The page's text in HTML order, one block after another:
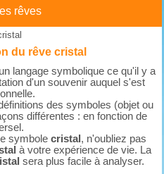
rêves
du rêve cristal
langage symbolique ce qu'il y a
d'un souvenir auquel s'est
des symboles (objet ou
différentes : en fonction de
symbolecristal, n'oubliez pas
à votre expérience de vie. La
sera plus facile à analyser.